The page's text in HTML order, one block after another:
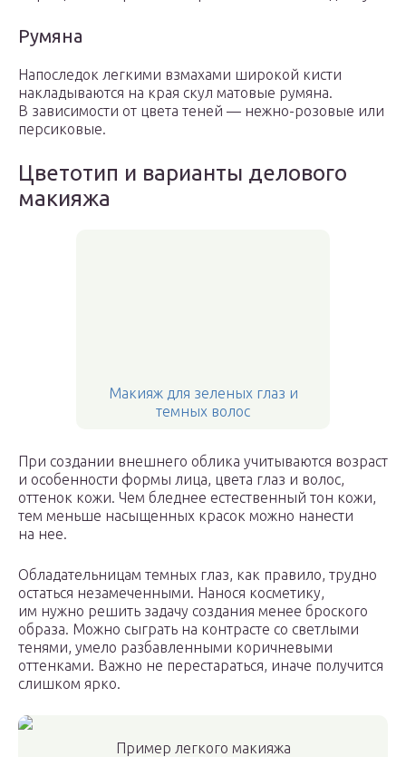
Румяна
Напоследок легкими взмахами широкой кисти
накладываются на края скул матовые румяна.
В зависимости от цвета теней — нежно-розовые или
персиковые.
Цветотип и варианты делового
макияжа
Макияж для зеленых глаз и
темных волос
При создании внешнего облика учитываются возраст
и особенности формы лица, цвета глаз и волос,
оттенок кожи. Чем бледнее естественный тон кожи,
тем меньше насыщенных красок можно нанести
на нее.
Обладательницам темных глаз, как правило, трудно
остаться незамеченными. Нанося косметику,
им нужно решить задачу создания менее броского
образа. Можно сыграть на контрасте со светлыми
тенями, умело разбавленными коричневыми
оттенками. Важно не перестараться, иначе получится
слишком ярко.
Пример легкого макияжа